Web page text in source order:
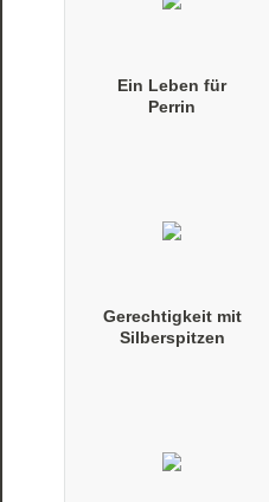
Ein Leben für
Perrin
Gerechtigkeit mit
Silberspitzen